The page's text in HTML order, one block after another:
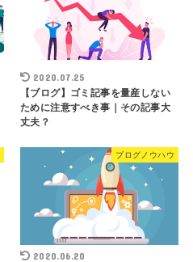
2020.07.25
【ブログ】ゴミ記事を量産しない
ために注意すべき事｜その記事大
丈夫？
ブログノウハウ
2020.06.20